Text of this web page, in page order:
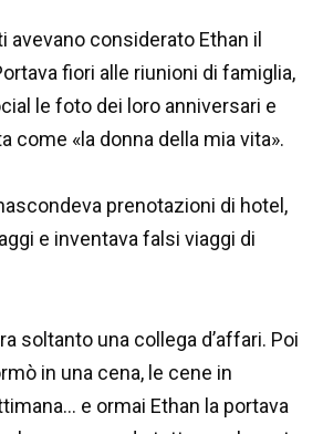
avevano considerato Ethan il
fiori alle riunioni di famiglia,
le foto dei loro anniversari e
come «la donna della mia vita».
prenotazioni di hotel,
e inventava falsi viaggi di
soltanto una collega d’affari. Poi
in una cena, le cene in
e ormai Ethan la portava